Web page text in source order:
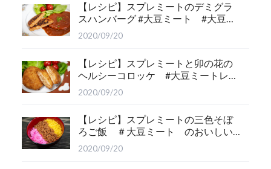
【レシピ】スプレミートのデミグラ
スハンバーグ #大豆ミート #大豆ミ
ートおすすめレシピ
2020/09/20
【レシピ】スプレミートと卯の花の
ヘルシーコロッケ #大豆ミートレシ
ピ
2020/09/20
【レシピ】スプレミートの三色そぼ
ろご飯 ＃大豆ミート のおいしい
レシピ
2020/09/20